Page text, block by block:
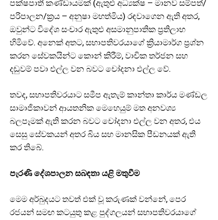
පක්ෂපාතී කණ්ඩායමක් (ඇතුළු අධ්‍යක්ෂ – මානව සම්පත්/
පරිපාලන/ක්‍රය – අනුෂා මහත්මිය) රඳවාගෙන ඇති අතර,
ඔවුන්ට විදේශ සංචාර ඇතුළු අසමානුපාතික ප්‍රතිලාභ
හිමිවේ. අනෙක් අතට, සභාපතිවරයාගේ ක්‍රියාමාර්ග ප්‍රශ්න
කරන සේවකයින්ට කොන් කිරීම්, වාචික තර්ජන සහ
දඬුවම් පවා එල්ල වන බවට චෝදනා එල්ල වේ.
තවද, සභාපතිවරයාට සමීප ඇතැම් කාන්තා කාර්ය මණ්ඩල
සාමාජිකාවන් ආයතනික මෙහෙයුම් මත අනවශ්‍ය
බලපෑමක් ඇති කරන බවට චෝදනා එල්ල වන අතර, එය
සෙසු සේවකයන් අතර බිය සහ මානසික පීඩනයක් ඇති
කර තිබේ.
පැරණි දේශපාලන සබඳතා යළි මතුවීම
මෙම අර්බුදයට තවත් එක් වූ කරුණක් වන්නේ, පෙර
රජයන් සමඟ කටයුතු කළ පුද්ගලයන් සභාපතිවරයාගේ